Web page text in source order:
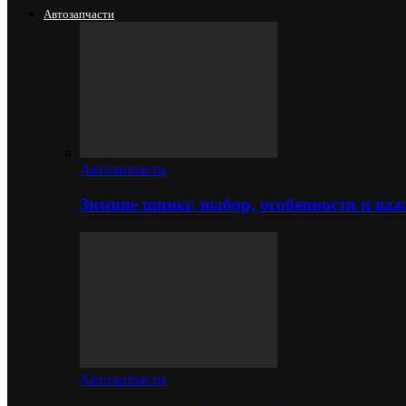
Автозапчасти
Автозапчасти
Зимние шины: выбор, особенности и
Автозапчасти